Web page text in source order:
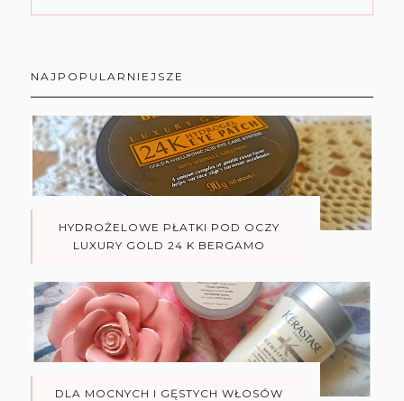
NAJPOPULARNIEJSZE
HYDROŻELOWE PŁATKI POD OCZY
LUXURY GOLD 24 K BERGAMO
DLA MOCNYCH I GĘSTYCH WŁOSÓW